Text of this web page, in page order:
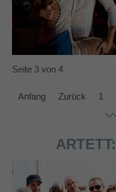
Seite 3 von 4
Anfang Zurück 1
ARTETT: